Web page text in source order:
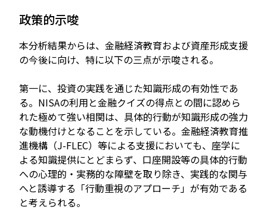
政策的示唆
本分析結果からは、金融経済教育および資産形成支援
の今後に向け、特に以下の三点が示唆される。
第一に、投資の実践を通じた知識形成の有効性であ
る。NISAの利用と金融クイズの得点との間に認めら
れた極めて強い相関は、具体的行動が知識形成の強力
な動機付けとなることを示している。金融経済教育推
進機構（J-FLEC）等による支援においても、座学に
よる知識提供にとどまらず、口座開設等の具体的行動
への心理的・実務的な障壁を取り除き、実践的な関与
へと誘導する「行動重視のアプローチ」が有効である
と考えられる。